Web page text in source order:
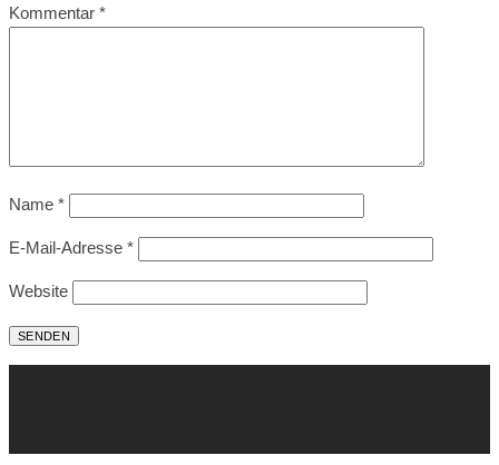
Kommentar *
Name *
E-Mail-Adresse *
Website